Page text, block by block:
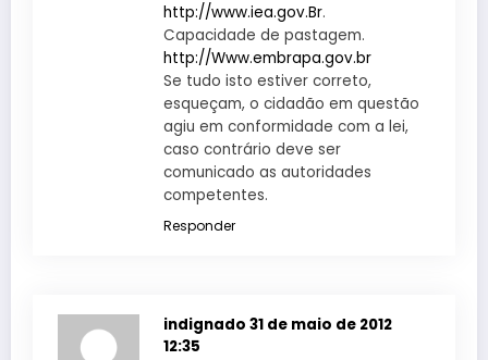
http://www.iea.gov.Br.
Capacidade de pastagem.
http://Www.embrapa.gov.br
Se tudo isto estiver correto,
esqueçam, o cidadão em questão
agiu em conformidade com a lei,
caso contrário deve ser
comunicado as autoridades
competentes.
Responder
indignado 31 de maio de 2012
12:35